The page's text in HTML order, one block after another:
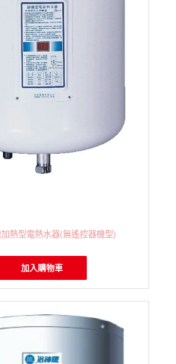
熱型電熱水器(無遙控器機型)
加入購物車